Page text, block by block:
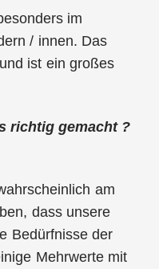
im
/ innen. Das
ist ein großes
richtig gemacht ?
am
dass unsere
Bedürfnisse der
Mehrwerte mit